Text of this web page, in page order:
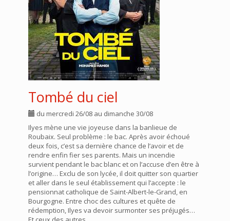
Tombé du ciel
du mercredi 26/08 au dimanche 30/08
Ilyes mène une vie joyeuse dans la banlieue de
Roubaix. Seul problème : le bac. Après avoir échoué
deux fois, c’est sa dernière chance de l’avoir et de
rendre enfin fier ses parents. Mais un incendie
survient pendant le bac blanc et on l’accuse d’en être à
l’origine… Exclu de son lycée, il doit quitter son quartier
et aller dans le seul établissement qui l’accepte : le
pensionnat catholique de Saint-Albert-le-Grand, en
Bourgogne. Entre choc des cultures et quête de
rédemption, Ilyes va devoir surmonter ses préjugés…